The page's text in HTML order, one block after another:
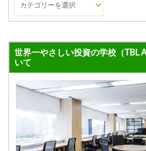
世界一やさしい投資の学校（TBL
いて